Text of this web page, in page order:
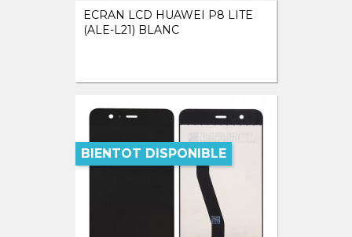
ECRAN LCD HUAWEI P8 LITE
(ALE-L21) BLANC
BIENTOT DISPONIBLE